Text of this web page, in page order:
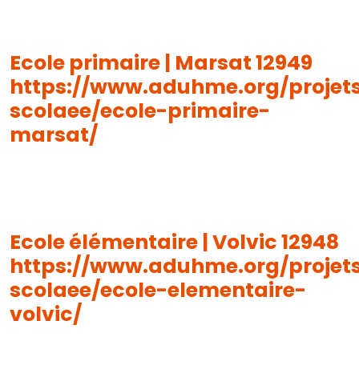
Ecole primaire | Marsat 12949
https://www.aduhme.org/
scolaee/ecole-primaire-
marsat/
Ecole élémentaire | Volvic 12948
https://www.aduhme.org/
scolaee/ecole-elementaire-
volvic/